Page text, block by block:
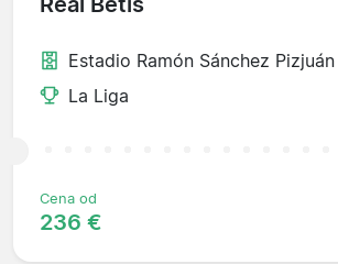
Estadio Ramón Sánchez Pizjuán
La Liga
Cena od
236 €